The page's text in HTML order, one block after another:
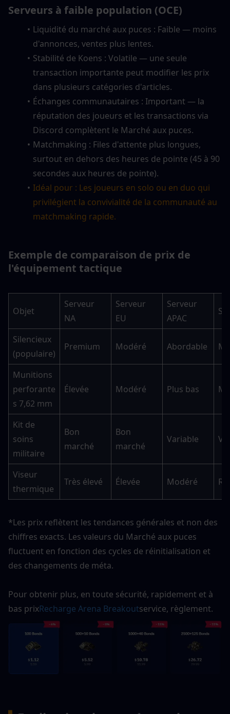
Serveurs à faible population (OCE)
Liquidité du marché aux puces : Faible — moins
d'annonces, ventes plus lentes.
Stabilité de Koens : Volatile — une seule
transaction importante peut modifier les prix
dans plusieurs catégories d'articles.
Échanges communautaires : Important — la
réputation des joueurs et les transactions via
Discord complètent le Marché aux puces.
Matchmaking : Files d'attente plus longues,
surtout en dehors des heures de pointe (45 à 90
secondes aux heures de pointe).
Idéal pour : Les joueurs en solo ou en duo qui
privilégient la convivialité de la communauté au
matchmaking rapide.
Exemple de comparaison de prix de
l'équipement tactique
Objet
Serveur
NA
Serveur
EU
Serveur
APAC
Silencieux
(populaire)
Premium Modéré Abordable
Munitions
perforante
s 7,62 mm
Élevée Modéré Plus bas
Kit de
soins
militaire
Bon
marché
Bon
marché
Variable
Viseur
thermique
Très élevé Élevée Modéré
*Les prix reflètent les tendances générales et non des
chiffres exacts. Les valeurs du Marché aux puces
fluctuent en fonction des cycles de réinitialisation et
des changements de méta.
Pour obtenir plus, en toute sécurité, rapidement et à
bas prixRecharge Arena Breakoutservice, règlement.